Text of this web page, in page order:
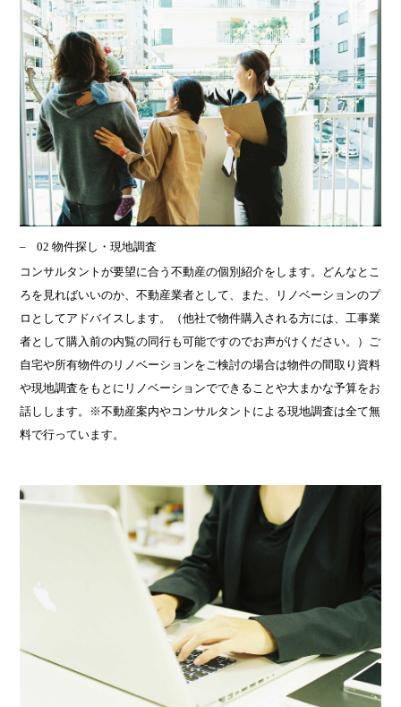
02 物件探し・現地調査
コンサルタントが要望に合う不動産の個別紹介をします。どんなとこ
ろを見ればいいのか、不動産業者として、また、リノベーションのプ
ロとしてアドバイスします。（他社で物件購入される方には、工事業
者として購入前の内覧の同行も可能ですのでお声がけください。）ご
自宅や所有物件のリノベーションをご検討の場合は物件の間取り資料
や現地調査をもとにリノベーションでできることや大まかな予算をお
話しします。※不動産案内やコンサルタントによる現地調査は全て無
料で行っています。